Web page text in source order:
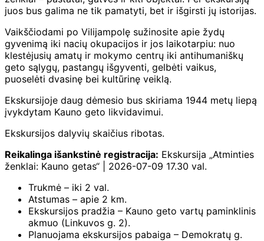
juos bus galima ne tik pamatyti, bet ir išgirsti jų istorijas.
Vaikščiodami po Vilijampolę sužinosite apie žydų
gyvenimą iki nacių okupacijos ir jos laikotarpiu: nuo
klestėjusių amatų ir mokymo centrų iki antihumaniškų
geto sąlygų, pastangų išgyventi, gelbėti vaikus,
puoselėti dvasinę bei kultūrinę veiklą.
Ekskursijoje daug dėmesio bus skiriama 1944 metų liepą
įvykdytam Kauno geto likvidavimui.
Ekskursijos dalyvių skaičius ribotas.
Reikalinga išankstinė registracija: Ekskursija „Atminties
ženklai: Kauno getas“ | 2026-07-09 17.30 val.
Trukmė – iki 2 val.
Atstumas – apie 2 km.
Ekskursijos pradžia – Kauno geto vartų paminklinis
akmuo (Linkuvos g. 2).
Planuojama ekskursijos pabaiga – Demokratų g.